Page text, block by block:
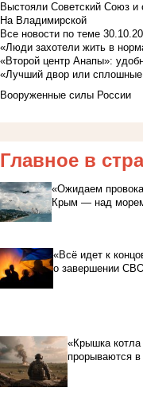
Выстояли Советский Союз и
На Владимирской
Все новости по теме
«Люди захотели жить в
«Второй центр Анапы»:
«Лучший двор или
Вооруженные силы России
Главное в
«Ожидаем
Крым — над морем
«Всё идет к
о завершении
«Крышка
прорываются в